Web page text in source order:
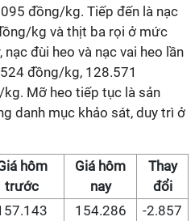
đồng/kg. Tiếp đến là nạc
kg và thịt ba rọi ở mức
đùi heo và nạc vai heo lần
đồng/kg, 128.571
Mỡ heo tiếp tục là sản
danh mục khảo sát, duy trì ở
hôm
trước
Giá hôm
nay
Thay
đổi
154.286
-2.857